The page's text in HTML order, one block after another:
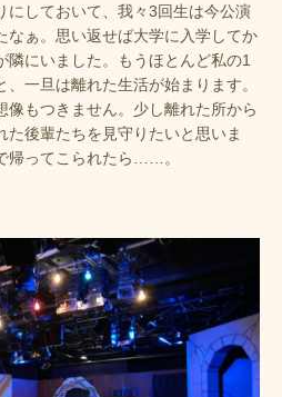
にしておいて、我々3回生は今公演
なぁ。思い返せば大学に入学してか
隣にいました。もうほとんど私の1
一旦は離れた生活が始まります。
像もつきません。少し離れた所から
後輩たちを見守りたいと思いま
帰ってこられたら……。